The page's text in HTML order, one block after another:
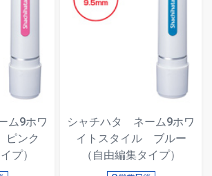
ム9ホワ
ンク
プ）
シャチハタ ネーム9ホワ
イトスタイル ブルー
（自由編集タイプ）